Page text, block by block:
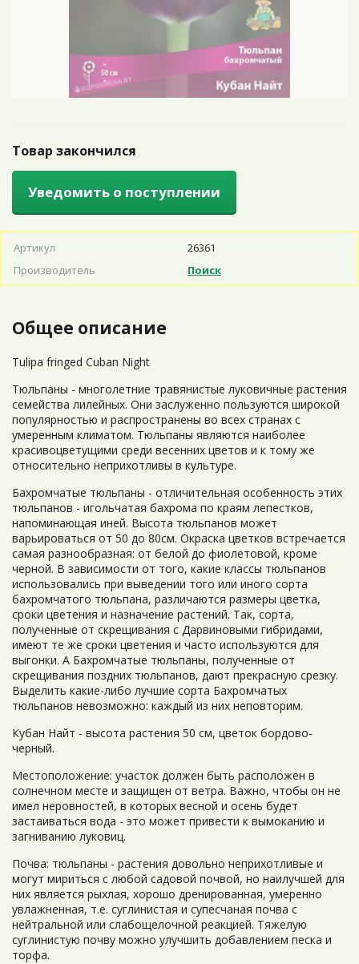
Товар закончился
Уведомить о поступлении
Артикул
26361
Производитель
Поиск
Общее описание
Tulipa fringed Cuban Night
Тюльпаны - многолетние травянистые луковичные растения
семейства лилейных. Они заслуженно пользуются широкой
популярностью и распространены во всех странах с
умеренным климатом. Тюльпаны являются наиболее
красивоцветущими среди весенних цветов и к тому же
относительно неприхотливы в культуре.
Бахромчатые тюльпаны - отличительная особенность этих
тюльпанов - игольчатая бахрома по краям лепестков,
напоминающая иней. Высота тюльпанов может
варьироваться от 50 до 80см. Окраска цветков встречается
самая разнообразная: от белой до фиолетовой, кроме
черной. В зависимости от того, какие классы тюльпанов
использовались при выведении того или иного сорта
бахромчатого тюльпана, различаются размеры цветка,
сроки цветения и назначение растений. Так, сорта,
полученные от скрещивания с Дарвиновыми гибридами,
имеют те же сроки цветения и часто используются для
выгонки. А Бахромчатые тюльпаны, полученные от
скрещивания поздних тюльпанов, дают прекрасную срезку.
Выделить какие-либо лучшие сорта Бахромчатых
тюльпанов невозможно: каждый из них неповторим.
Кубан Найт - высота растения 50 см, цветок бордово-
черный.
Местоположение: участок должен быть расположен в
солнечном месте и защищен от ветра. Важно, чтобы он не
имел неровностей, в которых весной и осень будет
застаиваться вода - это может привести к вымоканию и
загниванию луковиц.
Почва: тюльпаны - растения довольно неприхотливые и
могут мириться с любой садовой почвой, но наилучшей для
них является рыхлая, хорошо дренированная, умеренно
увлажненная, т.е. суглинистая и супесчаная почва с
нейтральной или слабощелочной реакцией. Тяжелую
суглинистую почву можно улучшить добавлением песка и
торфа.